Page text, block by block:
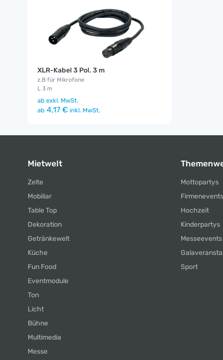
XLR-Kabel 3 Pol. 3 m
z.B für Mikrofone
L 3 m
ab exkl. MwSt.
ab 4,17 € inkl. MwSt.
Mietwelt
Zelte
Mobiliar
Table Top
Dekoration
Getränkewelt
Küche
Fun Food
Eventmodule
Ton
Licht
Bühne
Multimedia
Messe
Mottopartys
Firmenevents
Hochzeit
Kinderpartys
Messeevents
Sport